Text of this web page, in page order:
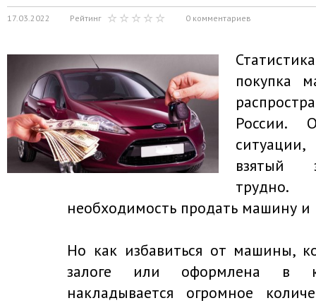
17.03.2022 Рейтинг 0 комментариев
покупка
России.
ситуации,
взятый
необходимость продать машину и
Но как избавиться от машины,
залоге или оформлена в
накладывается огромное